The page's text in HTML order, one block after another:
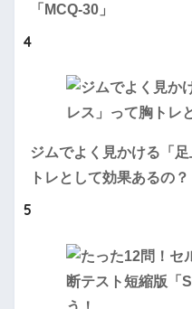
「MCQ-30」
4
ジムでよく見かける「
トレとして効果あるの？
5